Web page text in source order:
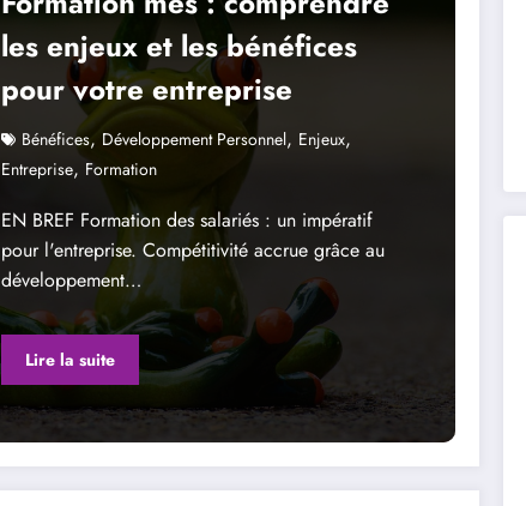
les enjeux et les bénéfices
pour votre entreprise
Bénéfices, Développement Personnel, Enjeux,
Entreprise, Formation
EN BREF Formation des salariés : un impératif
pour l'entreprise. Compétitivité accrue grâce au
développement…
Lire la suite